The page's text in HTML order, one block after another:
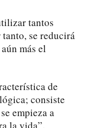
tantos
se reducirá
más el
de
consiste
empieza a